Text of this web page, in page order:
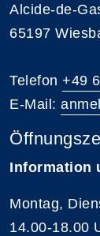
Alcide-de-
65197
Telefon +49
E-Mail:
Information
Montag,
14.00-18.00